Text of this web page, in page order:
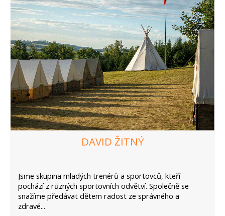
DAVID ŽITNÝ
Jsme skupina mladých trenérů a sportovců, kteří
pochází z různých sportovních odvětví. Společně se
snažíme předávat dětem radost ze správného a
zdravé...